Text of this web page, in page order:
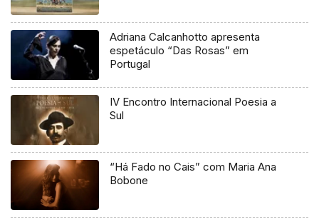
Adriana Calcanhotto apresenta
espetáculo “Das Rosas” em
Portugal
IV Encontro Internacional Poesia a
Sul
“Há Fado no Cais” com Maria Ana
Bobone